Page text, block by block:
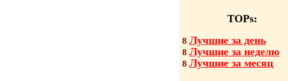
TOPs:
8 Лучшие за день
8 Лучшие за неделю
8 Лучшие за месяц